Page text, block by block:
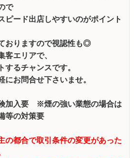
で
ピード出店しやすいのがポイント
おりますので視認性も◎
客エリアで、
するチャンスです。
にお問合せ下さいませ。
加入要 ※煙の強い業態の場合は
等の対策要
の都合で取引条件の変更があった